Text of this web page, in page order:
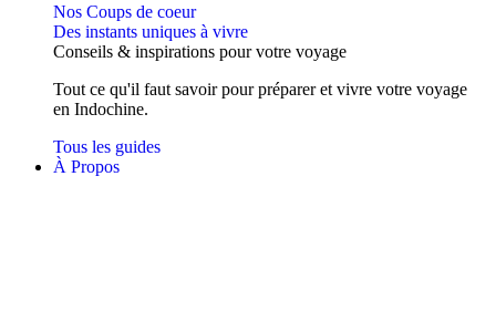
Nos Coups de coeur
Des instants uniques à vivre
Conseils & inspirations pour votre voyage
Tout ce qu'il faut savoir pour préparer et vivre votre voyage
en Indochine.
Tous les guides
À Propos